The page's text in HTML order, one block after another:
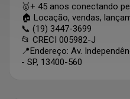
🥇+ 45 anos conectando
🏠 Locação, vendas,
📞 (19) 3447-3699
📂 CRECI 005982-J
📍Endereço: Av.
- SP, 13400-560